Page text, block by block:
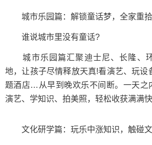
城市乐园篇：解锁童话梦，全家重
谁说城市里没有童话?
城市乐园篇汇聚迪士尼、长隆、
地，让孩子尽情释放天真!看演艺、玩设
题酒店…从早到晚欢乐不间断。一天之
演艺、学知识、拍美照，轻松收获满满
文化研学篇：玩乐中涨知识，触碰